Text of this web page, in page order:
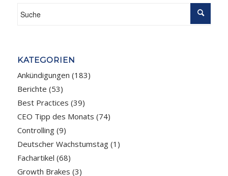
KATEGORIEN
Ankündigungen (183)
Berichte (53)
Best Practices (39)
CEO Tipp des Monats (74)
Controlling(9)
Deutscher Wachstumstag(1)
Fachartikel (68)
Growth Brakes (3)